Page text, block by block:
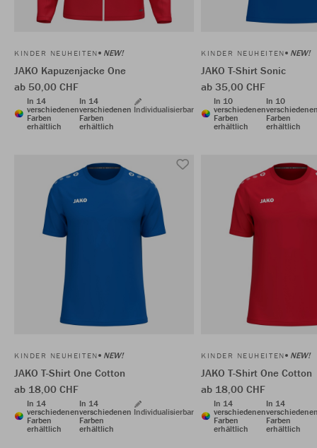
KINDER NEUHEITEN NEW!
JAKO Kapuzenjacke One
ab 50,00 CHF
In 14
verschiedenen
Farben
erhältlich
In 14
verschiedenen
Farben
erhältlich
Individualisierbar
KINDER NEUHEITEN NEW!
JAKO T-Shirt Sonic
ab 35,00 CHF
In 10
verschiedenen
Farben
erhältlich
In 10
Farben
erhältlich
KINDER NEUHEITEN NEW!
JAKO T-Shirt One Cotton
ab 18,00 CHF
In 14
verschiedenen
Farben
erhältlich
In 14
verschiedenen
Farben
erhältlich
Individualisierbar
KINDER NEUHEITEN NEW!
JAKO T-Shirt One Cotton
ab 18,00 CHF
In 14
verschiedenen
Farben
erhältlich
In 14
Farben
erhältlich